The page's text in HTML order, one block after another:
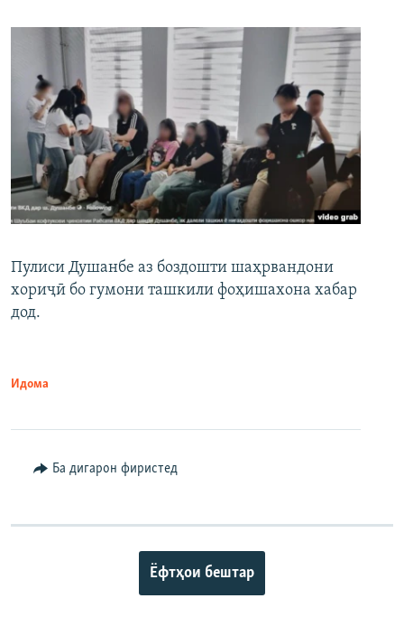
Пулиси Душанбе аз боздошти шаҳрвандони
хориҷӣ бо гумони ташкили фоҳишахона хабар
дод.
Идома
Ба дигарон фиристед
Ёфтҳои бештар